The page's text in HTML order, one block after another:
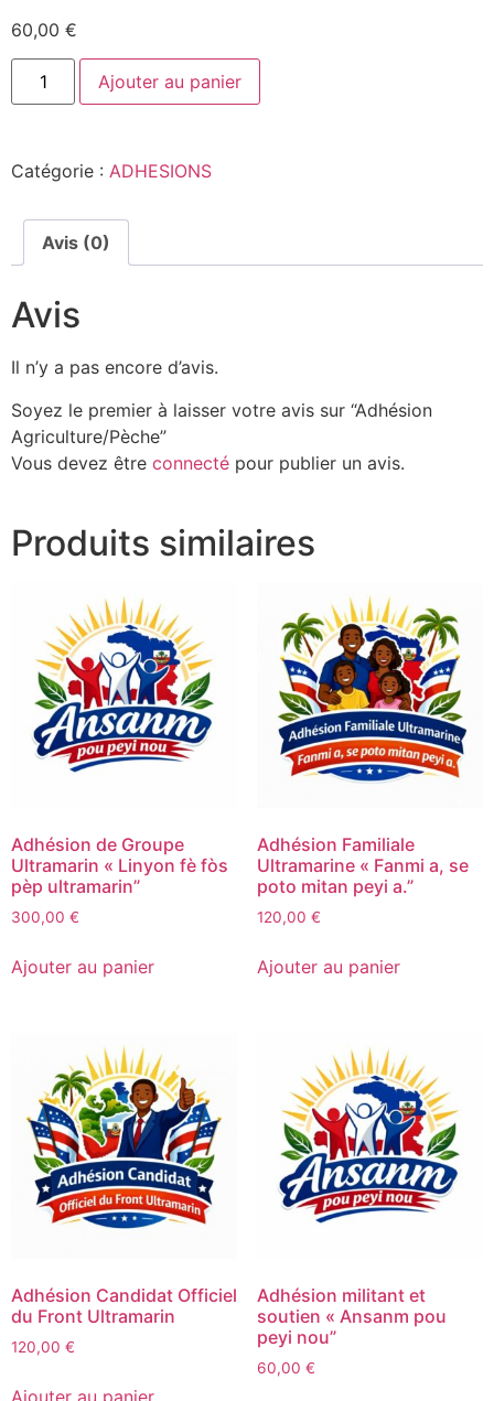
60,00 €
Ajouter au panier
Catégorie : ADHESIONS
Avis (0)
Avis
Il n’y a pas encore d’avis.
Soyez le premier à laisser votre avis sur “Adhésion
Agriculture/Pèche”
Vous devez être connecté pour publier un avis.
Produits similaires
Adhésion de Groupe
Ultramarin « Linyon fè fòs
pèp ultramarin”
300,00 €
Ajouter au panier
Adhésion Familiale
Ultramarine « Fanmi a, se
poto mitan peyi a.”
120,00 €
Ajouter au panier
Adhésion Candidat Officiel
du Front Ultramarin
120,00 €
Adhésion militant et
soutien « Ansanm pou
peyi nou”
60,00 €